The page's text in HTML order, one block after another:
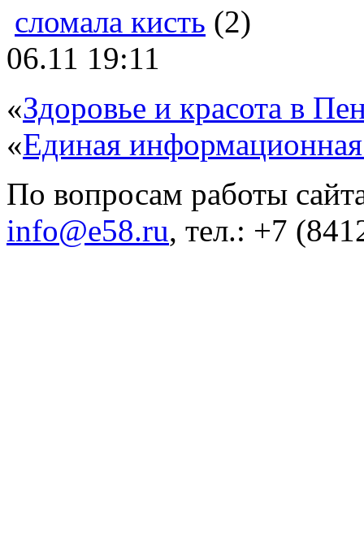
сломала кисть (2)
06.11 19:11
«Здоровье и красота в
«Единая
По вопросам работы
info@e58.ru, тел.: +7